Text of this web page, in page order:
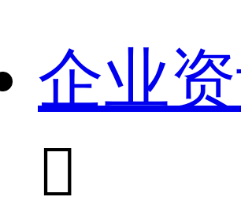
企业
